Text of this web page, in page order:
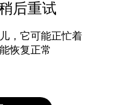
后重试
，它可能正忙着
恢复正常